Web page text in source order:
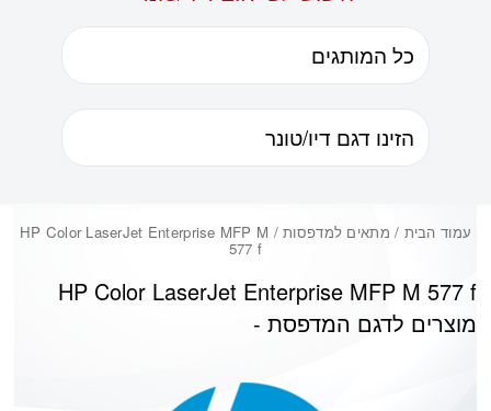
עמוד הבית / מתאים למדפסות / HP Color LaserJet Enterprise MFP M
577 f
HP Color LaserJet Enterprise MFP M 577 f
מוצרים לדגם המדפסת -